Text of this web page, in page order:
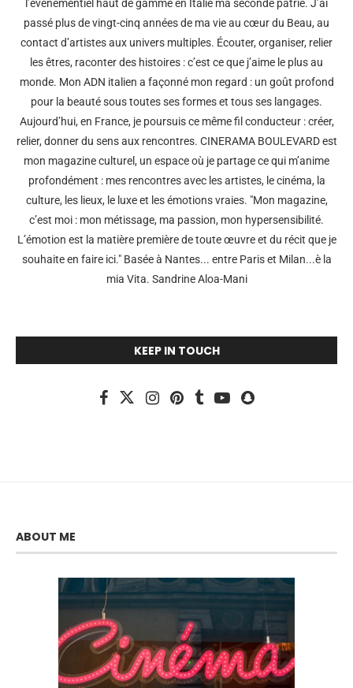
l’événementiel haut de gamme en Italie ma seconde patrie. J’ai
passé plus de vingt-cinq années de ma vie au cœur du Beau, au
contact d’artistes aux univers multiples. Écouter, organiser, relier
les êtres, raconter des histoires : c’est ce que j’aime le plus au
monde. Mon ADN italien a façonné mon regard : un goût profond
pour la beauté sous toutes ses formes et tous ses langages.
Aujourd’hui, en France, je poursuis ce même fil conducteur : créer,
relier, donner du sens aux rencontres. CINERAMA BOULEVARD est
mon magazine culturel, un espace où je partage ce qui m’anime
profondément : mes rencontres avec les artistes, le cinéma, la
culture, les lieux, le luxe et les émotions vraies. "Mon magazine,
c’est moi : mon métissage, ma passion, mon hypersensibilité.
L’émotion est la matière première de toute œuvre et du récit que je
souhaite en faire ici." Basée à Nantes... entre Paris et Milan...è la
mia Vita. Sandrine Aloa-Mani
KEEP IN TOUCH
ABOUT ME